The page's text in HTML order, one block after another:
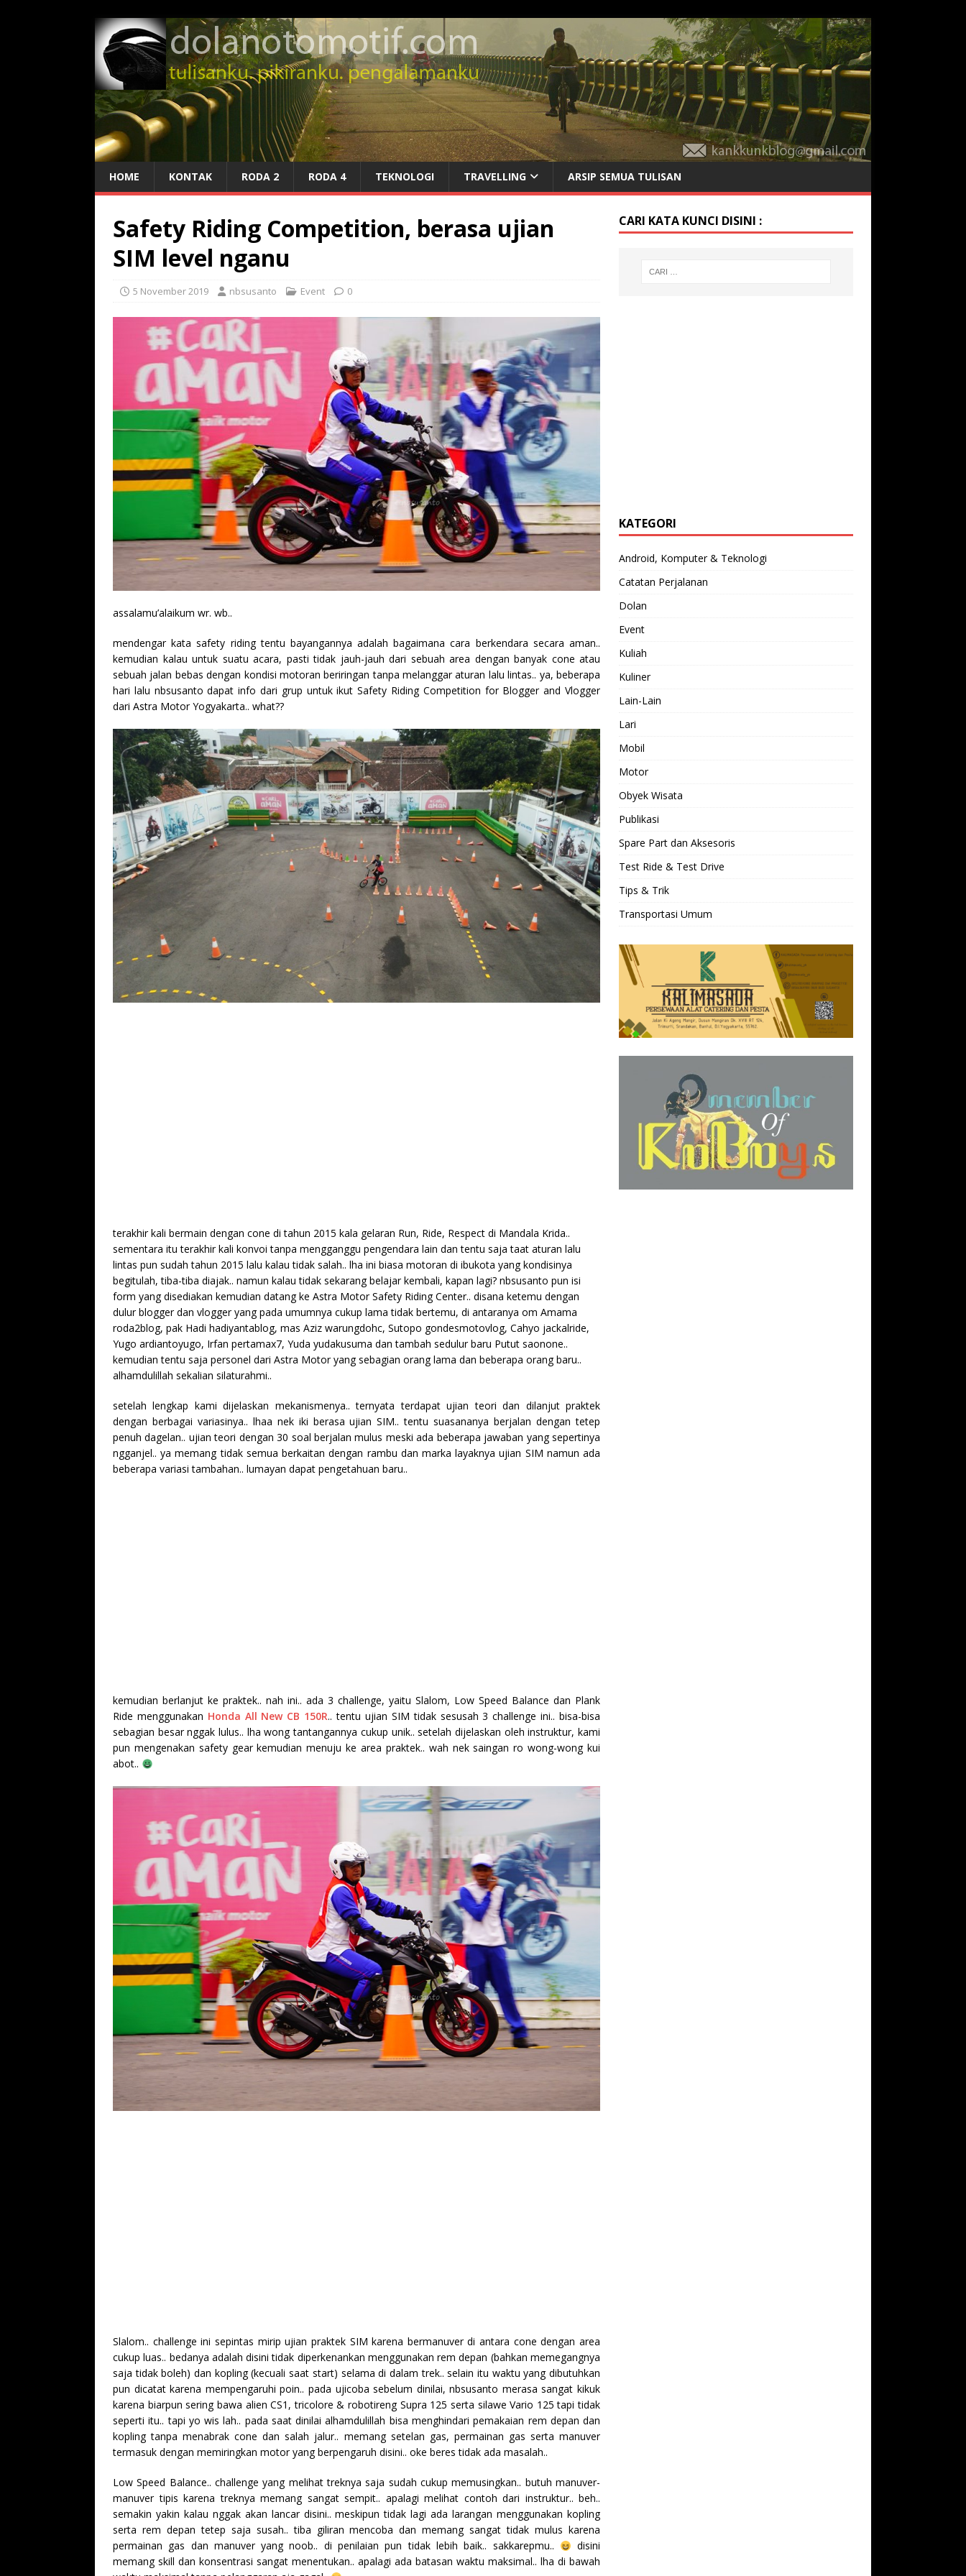
HOME KONTAK RODA 2 RODA 4 TEKNOLOGI TRAVELLING ARSIP SEMUA TULISAN
Safety Riding Competition, berasa ujian
SIM level nganu
5 November 2019 nbsusanto Event 0
assalamu’alaikum wr. wb..
mendengar kata safety riding tentu bayangannya adalah bagaimana cara berkendara secara aman..
kemudian kalau untuk suatu acara, pasti tidak jauh-jauh dari sebuah area dengan banyak cone atau
sebuah jalan bebas dengan kondisi motoran beriringan tanpa melanggar aturan lalu lintas.. ya, beberapa
hari lalu nbsusanto dapat info dari grup untuk ikut Safety Riding Competition for Blogger and Vlogger
dari Astra Motor Yogyakarta.. what??
terakhir kali bermain dengan cone di tahun 2015 kala gelaran Run, Ride, Respect di Mandala Krida..
sementara itu terakhir kali konvoi tanpa mengganggu pengendara lain dan tentu saja taat aturan lalu
lintas pun sudah tahun 2015 lalu kalau tidak salah.. lha ini biasa motoran di ibukota yang kondisinya
begitulah, tiba-tiba diajak.. namun kalau tidak sekarang belajar kembali, kapan lagi? nbsusanto pun isi
form yang disediakan kemudian datang ke Astra Motor Safety Riding Center.. disana ketemu dengan
dulur blogger dan vlogger yang pada umumnya cukup lama tidak bertemu, di antaranya om Amama
roda2blog, pak Hadi hadiyantablog, mas Aziz warungdohc, Sutopo gondesmotovlog, Cahyo jackalride,
Yugo ardiantoyugo, Irfan pertamax7, Yuda yudakusuma dan tambah sedulur baru Putut saonone..
kemudian tentu saja personel dari Astra Motor yang sebagian orang lama dan beberapa orang baru..
alhamdulillah sekalian silaturahmi..
setelah lengkap kami dijelaskan mekanismenya.. ternyata terdapat ujian teori dan dilanjut praktek
dengan berbagai variasinya.. lhaa nek iki berasa ujian SIM.. tentu suasananya berjalan dengan tetep
penuh dagelan.. ujian teori dengan 30 soal berjalan mulus meski ada beberapa jawaban yang sepertinya
ngganjel.. ya memang tidak semua berkaitan dengan rambu dan marka layaknya ujian SIM namun ada
beberapa variasi tambahan.. lumayan dapat pengetahuan baru..
kemudian berlanjut ke praktek.. nah ini.. ada 3 challenge, yaitu Slalom, Low Speed Balance dan Plank
Ride menggunakan Honda All New CB 150R.. tentu ujian SIM tidak sesusah 3 challenge ini.. bisa-bisa
sebagian besar nggak lulus.. lha wong tantangannya cukup unik.. setelah dijelaskan oleh instruktur, kami
pun mengenakan safety gear kemudian menuju ke area praktek.. wah nek saingan ro wong-wong kui
abot..
Slalom.. challenge ini sepintas mirip ujian praktek SIM karena bermanuver di antara cone dengan area
cukup luas.. bedanya adalah disini tidak diperkenankan menggunakan rem depan (bahkan memegangnya
saja tidak boleh) dan kopling (kecuali saat start) selama di dalam trek.. selain itu waktu yang dibutuhkan
pun dicatat karena mempengaruhi poin.. pada ujicoba sebelum dinilai, nbsusanto merasa sangat kikuk
karena biarpun sering bawa alien CS1, tricolore & robotireng Supra 125 serta silawe Vario 125 tapi tidak
seperti itu.. tapi yo wis lah.. pada saat dinilai alhamdulillah bisa menghindari pemakaian rem depan dan
kopling tanpa menabrak cone dan salah jalur.. memang setelan gas, permainan gas serta manuver
termasuk dengan memiringkan motor yang berpengaruh disini.. oke beres tidak ada masalah..
Low Speed Balance.. challenge yang melihat treknya saja sudah cukup memusingkan.. butuh manuver-
manuver tipis karena treknya memang sangat sempit.. apalagi melihat contoh dari instruktur.. beh..
semakin yakin kalau nggak akan lancar disini.. meskipun tidak lagi ada larangan menggunakan kopling
serta rem depan tetep saja susah.. tiba giliran mencoba dan memang sangat tidak mulus karena
permainan gas dan manuver yang noob.. di penilaian pun tidak lebih baik.. sakkarepmu..
disini
memang skill dan konsentrasi sangat menentukan.. apalagi ada batasan waktu maksimal.. lha di bawah
CARI KATA KUNCI DISINI :
KATEGORI
Android, Komputer & Teknologi
Catatan Perjalanan
Dolan
Event
Kuliah
Kuliner
Lain-Lain
Lari
Mobil
Motor
Obyek Wisata
Publikasi
Spare Part dan Aksesoris
Test Ride & Test Drive
Tips & Trik
Transportasi Umum